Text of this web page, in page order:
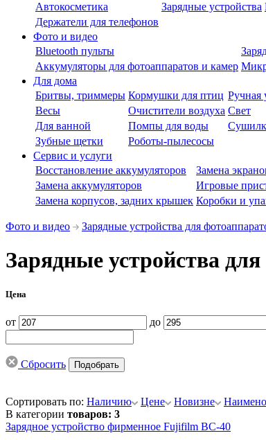
Автокосметика
Зарядные устройства
Держатели для телефонов
Фото и видео
Bluetooth пульты
Аккумуляторы для фотоаппаратов и камер
Для дома
Бритвы, триммеры Кормушки для птиц Ручная
Весы
Очистители воздуха Свет
Для ванной
Помпы для воды
Зубные щетки
Роботы-пылесосы
Сервис и услуги
Восстановление аккумуляторов
Замена
Замена аккумуляторов
Игровые
Замена корпусов, задних крышек Коробки и
Фото и видео Зарядные устройства для
Зарядные устройства
Цена
от до
Сбросить
Сортировать по: Наличию Цене Новизне
В категории товаров: 3
Зарядное устройство фирменное Fujifilm BC-40